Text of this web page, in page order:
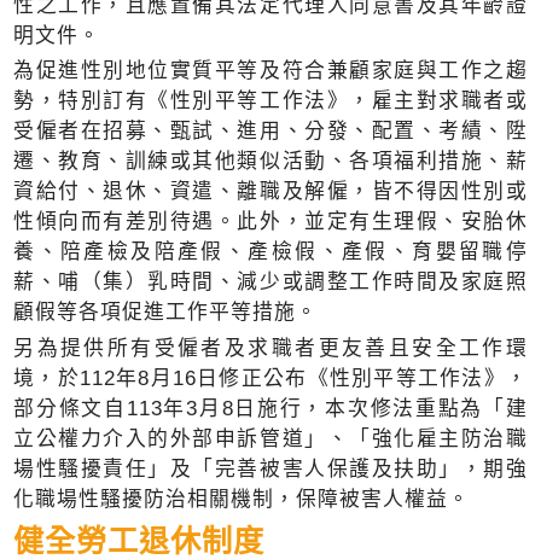
性之工作，且應置備其法定代理人同意書及其年齡證
明文件。
為促進性別地位實質平等及符合兼顧家庭與工作之趨
勢，特別訂有《性別平等工作法》，雇主對求職者或
受僱者在招募、甄試、進用、分發、配置、考績、陞
遷、教育、訓練或其他類似活動、各項福利措施、薪
資給付、退休、資遣、離職及解僱，皆不得因性別或
性傾向而有差別待遇。此外，並定有生理假、安胎休
養、陪產檢及陪產假、產檢假、產假、育嬰留職停
薪、哺（集）乳時間、減少或調整工作時間及家庭照
顧假等各項促進工作平等措施。
另為提供所有受僱者及求職者更友善且安全工作環
境，於112年8月16日修正公布《性別平等工作法》，
部分條文自113年3月8日施行，本次修法重點為「建
立公權力介入的外部申訴管道」、「強化雇主防治職
場性騷擾責任」及「完善被害人保護及扶助」，期強
化職場性騷擾防治相關機制，保障被害人權益。
健全勞工退休制度